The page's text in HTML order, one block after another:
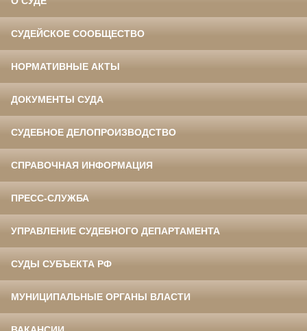
СУДЕЙСКОЕ СООБЩЕСТВО
НОРМАТИВНЫЕ АКТЫ
ДОКУМЕНТЫ СУДА
СУДЕБНОЕ ДЕЛОПРОИЗВОДСТВО
СПРАВОЧНАЯ ИНФОРМАЦИЯ
ПРЕСС-СЛУЖБА
УПРАВЛЕНИЕ СУДЕБНОГО ДЕПАРТАМЕНТА
СУДЫ СУБЪЕКТА РФ
МУНИЦИПАЛЬНЫЕ ОРГАНЫ ВЛАСТИ